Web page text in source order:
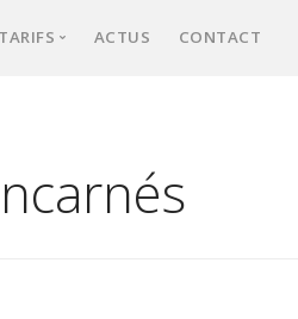
?
TARIFS ACTUS CONTACT